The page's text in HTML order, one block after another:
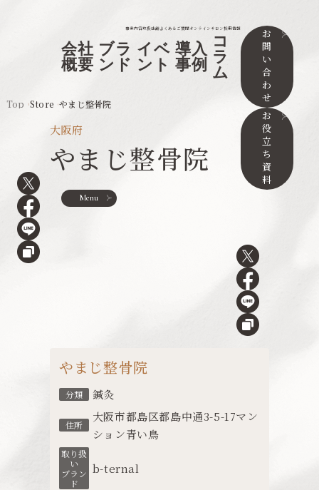
事業内容取扱店舗よくあるご質問オンラインサロン採用情報
会社
概要
ブラ
ンド
イベ
ント
導入
事例
コ
ラ
ム
お
問
い
合
わ
せ
お
役
立
ち
資
料
Menu
Top Store やまじ整骨院
大阪府
やまじ整骨院
やまじ整骨院
分類 鍼灸
住所
大阪市都島区都島中通3-5-17マン
ション青い鳥
取り扱
い
ブラン
ド
b-ternal